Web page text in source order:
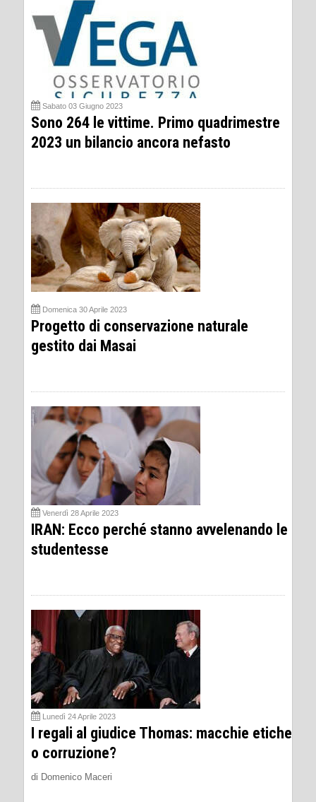
Sabato 03 Giugno 2023
Sono 264 le vittime. Primo quadrimestre
2023 un bilancio ancora nefasto
Domenica 30 Aprile 2023
Progetto di conservazione naturale
gestito dai Masai
Venerdì 28 Aprile 2023
IRAN: Ecco perché stanno avvelenando le
studentesse
Lunedì 24 Aprile 2023
I regali al giudice Thomas: macchie etiche
o corruzione?
di Domenico Maceri